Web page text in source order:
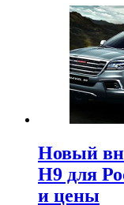
Новый
H9 для
и цены